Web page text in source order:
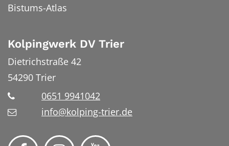
Bistums-Atlas
Kolpingwerk DV Trier
Dietrichstraße 42
54290 Trier
0651 9941042
info@kolping-trier.de